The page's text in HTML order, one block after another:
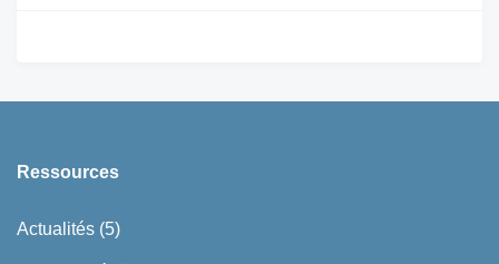
Ressources
Actualités (5)